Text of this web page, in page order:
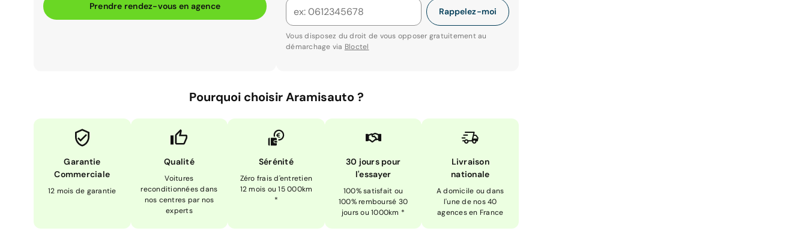
Prendre rendez-vous en agence Rappelez-moi
Vous disposez du droit de vous opposer gratuitement au
démarchage via Bloctel
Pourquoi choisir Aramisauto ?
Garantie
Commerciale
12 mois de garantie
Qualité
Voitures
reconditionnées dans
nos centres par nos
experts
Sérénité
Zéro frais d'entretien
12 mois ou 15 000km
*
30 jours pour
l'essayer
100% satisfait ou
100% remboursé 30
jours ou 1000km *
Livraison
nationale
A domicile ou dans
l'une de nos 40
agences en France